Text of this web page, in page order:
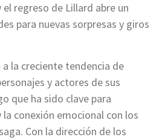
regreso de Lillard abre un
para nuevas sorpresas y giros
la creciente tendencia de
y actores de sus
que ha sido clave para
conexión emocional con los
Con la dirección de los